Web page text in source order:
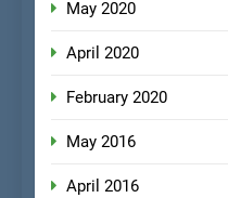
May 2020
April 2020
February 2020
May 2016
April 2016